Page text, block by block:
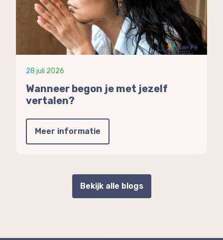
Bekijk alle blogs
28 juli 2026
Wanneer begon je met jezelf
vertalen?
Meer informatie